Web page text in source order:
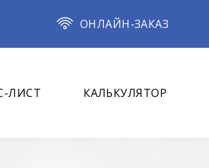
ОНЛАЙН-ЗАКАЗ
ЛИСТ КАЛЬКУЛЯТОР